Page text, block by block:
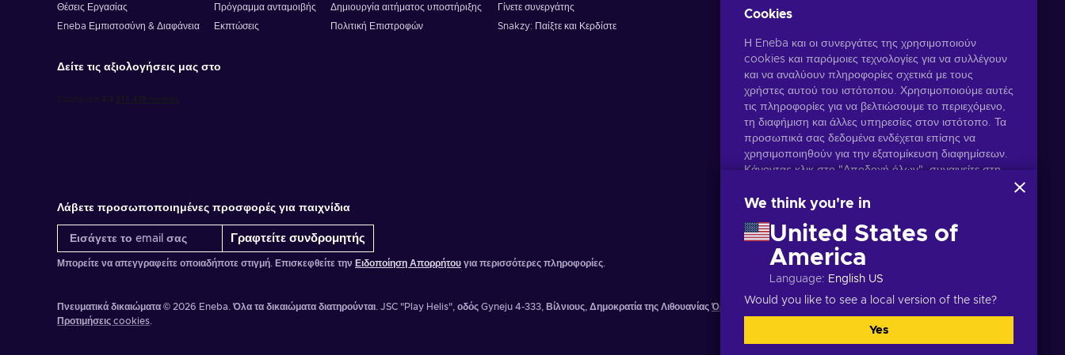
Θέσεις Εργασίας
Eneba Εμπιστοσύνη & Διαφάνεια
Πρόγραμμα ανταμοιβής
Εκπτώσεις
Δημιουργία αιτήματος υποστήριξης
Πολιτική Επιστροφών
Γίνετε συνεργάτης
Snakzy: Παίξτε και Κερδίστε
ΕΠΙΛΟΓΉ
ΣΥΝΤΆΚΤΗ
Δείτε τις αξιολογήσεις μας στο
Λάβετε προσωποποιημένες προσφορές για παιχνίδια
Γραφτείτε συνδρομητής
Μπορείτε να απεγγραφείτε οποιαδήποτε στιγμή. Επισκεφθείτε την Ειδοποίηση Απορρήτου για περισσότερες πληροφορίες.
Ελληνικά
Πνευματικά δικαιώματα © 2026 Eneba. Όλα τα δικαιώματα διατηρούνται. JSC "Play Helis", οδός Gyneju 4-333, Βίλνιους, Δημοκρατία της Λιθουανίας Όροι και Προϋποθέσεις ,Ειδοποίηση απορρήτου ,
Προτιμήσεις cookies
Cookies
Η Eneba και οι συνεργάτες της χρησιμοποιούν
cookies και παρόμοιες τεχνολογίες για να συλλέγουν
και να αναλύουν πληροφορίες σχετικά με τους
χρήστες αυτού του ιστότοπου. Χρησιμοποιούμε αυτές
τις πληροφορίες για να βελτιώσουμε το περιεχόμενο,
τη διαφήμιση και άλλες υπηρεσίες στον ιστότοπο. Τα
προσωπικά σας δεδομένα ενδέχεται επίσης να
χρησιμοποιηθούν για την εξατομίκευση διαφημίσεων.
Κάνοντας κλικ στο "Αποδοχή όλων", συναινείτε στη
τους συνεργάτες της. Μπορείτε να προσαρμόσετε τη
"Προσαρμογή".
Για περισσότερες πληροφορίες σχετικά με τον τρόπο
με τον οποίο η Google χρησιμοποιεί τα δεδομένα
σας, ανατρέξτε στην ενότητα
της Google Business.
We think you're in
United States of
America
Language: English US
Would you like to see a local version of the site?
Yes